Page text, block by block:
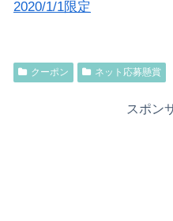
2020/1/1限定
クーポン ネット応募懸賞
スポン